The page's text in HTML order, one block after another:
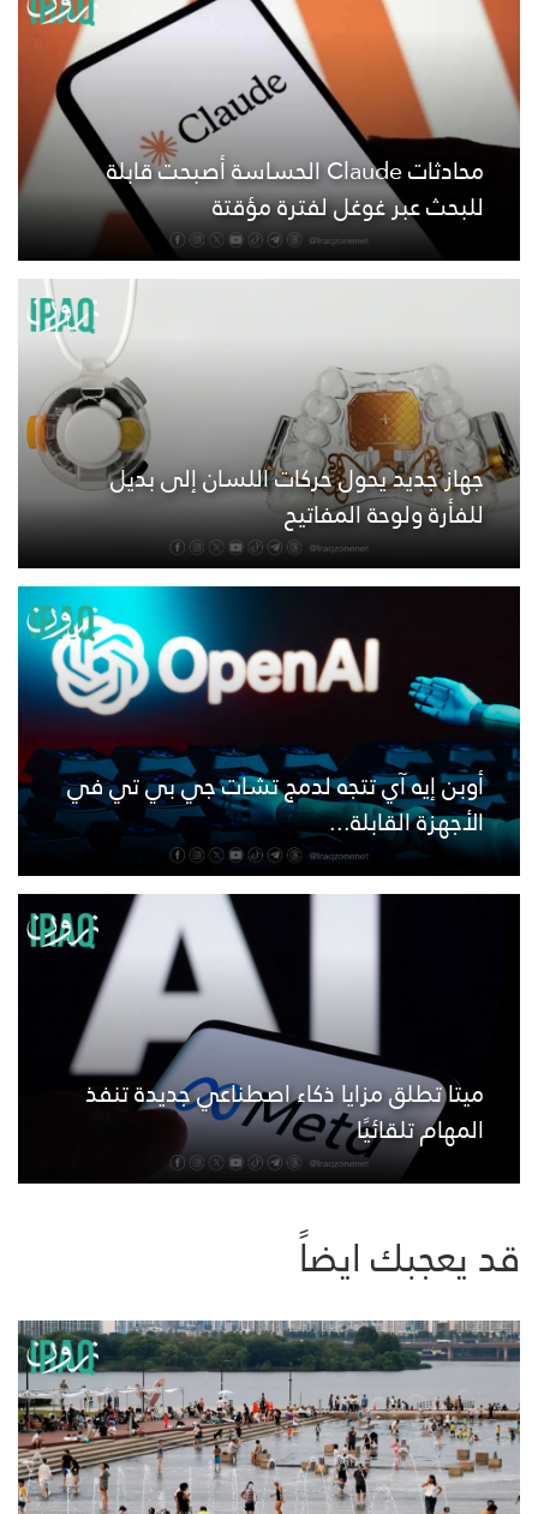
محادثات Claude الحساسة أصبحت قابلة
للبحث عبر غوغل لفترة مؤقتة
جهاز جديد يحول حركات اللسان إلى بديل
للفأرة ولوحة المفاتيح
أوبن إيه آي تتجه لدمج تشات جي بي تي في
الأجهزة القابلة...
ميتا تطلق مزايا ذكاء اصطناعي جديدة تنفذ
المهام تلقائيًا
قد يعجبك ايضاً